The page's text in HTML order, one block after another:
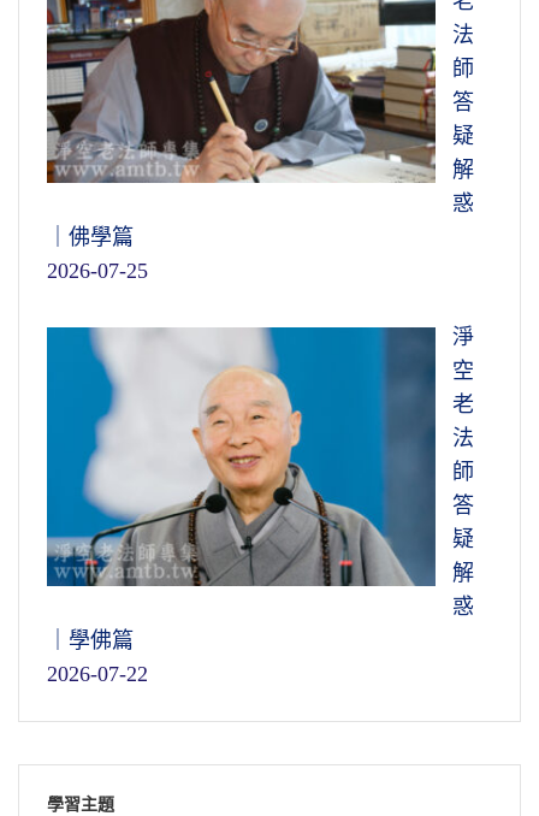
守，那才叫個人，那就是人，是個正常的人，
來生不失人身。如果我們人都沒有做好，還想
到西方極樂世界去當菩薩，哪有這回事情！那
個講不通的。你要想往生西方極樂世界做阿彌
陀佛的學生，先要把人做好，要像個人的樣
子。像個人樣子，心裡頭有仁義禮智信，也就
是有五戒十善，你才像個人樣子。
能成就？看到他對佛菩薩也很恭敬、也很虔
誠，早晚課都不缺，禮佛、供佛那一副虔誠的
他為什麼不能成就？他那個心是妖魔鬼
怪的心。為什麼禮佛那麼虔誠？造作罪業太多
了，希望佛菩薩保佑他、赦免他，還要多多降
福給他，他求的是這個。他不是真學佛，不是
真正的在改過自新 ，不是的！改過自新就是修
行，修正錯誤的行為，他沒有在這上面下功
夫，只是在形式上討好佛菩薩，巴結佛菩薩，
還要佛菩薩幫他的忙，幫他多造一點壞事。這
樣的心態學佛，他當然墮落，這都是我們必須
是正覺，你真正覺悟了。真正覺悟了，換句話
法
師
答
疑
解
惑
｜佛學篇
2026-07-25
淨
空
老
法
師
答
疑
解
惑
｜學佛篇
2026-07-22
學習主題